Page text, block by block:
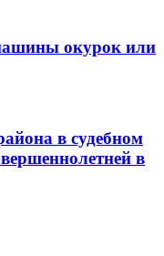
окурок или
в судебном
в